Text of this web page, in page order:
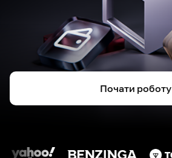
Почати роботу